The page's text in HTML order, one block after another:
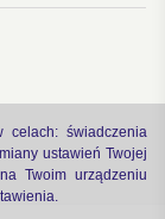
celach: świadczenia
ustawień Twojej
Twoim urządzeniu